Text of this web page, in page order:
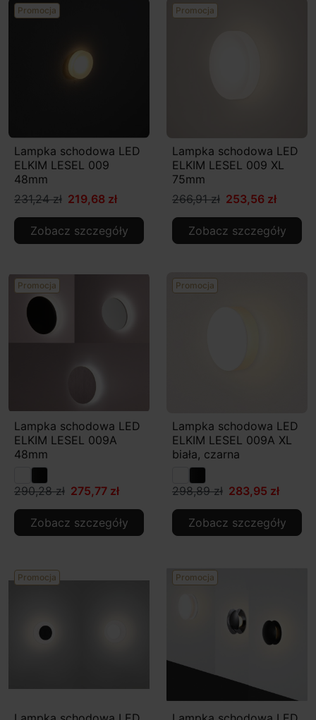
Promocja
Lampka schodowa LED
ELKIM LESEL 009
48mm
231,24 zł 219,68 zł
Zobacz szczegóły
Promocja
Lampka schodowa LED
ELKIM LESEL 009 XL
75mm
266,91 zł 253,56 zł
Zobacz szczegóły
Promocja
Lampka schodowa LED
ELKIM LESEL 009A
48mm
290,28 zł 275,77 zł
Zobacz szczegóły
Promocja
Lampka schodowa LED
ELKIM LESEL 009A XL
biała, czarna
298,89 zł 283,95 zł
Zobacz szczegóły
Promocja Promocja